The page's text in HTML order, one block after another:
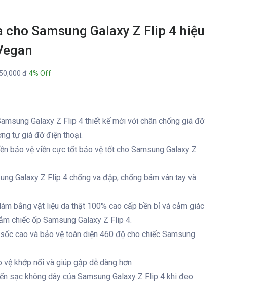
cho Samsung Galaxy Z Flip 4 hiệu
đ 4% Off
Galaxy Z Flip 4 thiết kế mới với chân chống giá đỡ
tự giá đỡ điện thoại.
bảo vệ viền cực tốt bảo vệ tốt cho Samsung Galaxy Z
Galaxy Z Flip 4 chống va đập, chống bám vân tay và
bằng vật liệu da thật 100% cao cấp bền bỉ và cảm giác
chiếc ốp Samsung Galaxy Z Flip 4.
cao và bảo vệ toàn diện 460 độ cho chiếc Samsung
vệ khớp nối và giúp gập dễ dàng hơn
sạc không dây của Samsung Galaxy Z Flip 4 khi đeo